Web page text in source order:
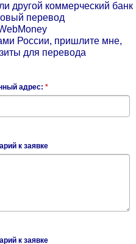
другой коммерческий банк
перевод
России, пришлите мне,
для перевода
адрес: *
к заявке
к заявке